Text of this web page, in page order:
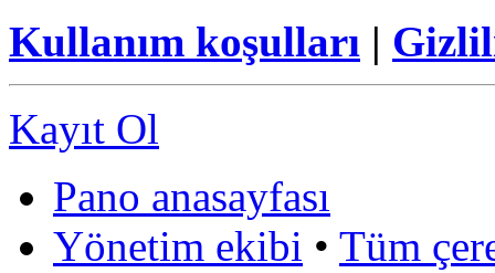
Kullanım koşulları |
Kayıt Ol
Pano anasayfası
Yönetim ekibi • Tüm